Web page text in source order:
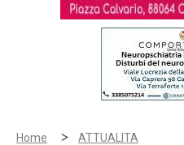
Home > ATTUALITA